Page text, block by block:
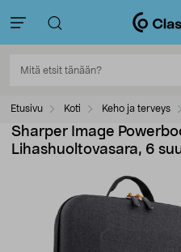
Etusivu Koti Keho ja terveys
Sharper Image
Lihashuoltovasara, 6